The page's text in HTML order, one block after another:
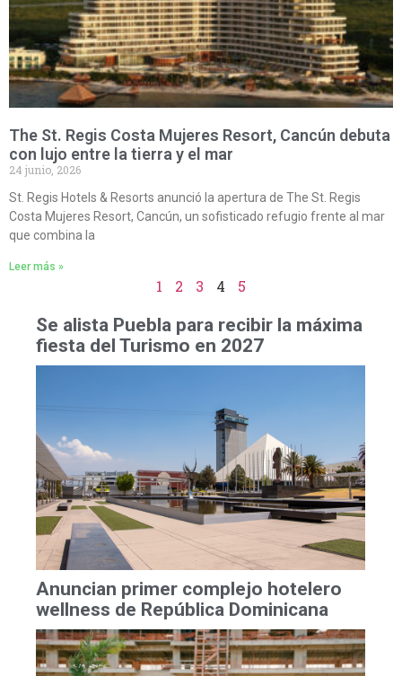
The St. Regis Costa Mujeres Resort, Cancún debuta
con lujo entre la tierra y el mar
24 junio, 2026
St. Regis Hotels & Resorts anunció la apertura de The St. Regis
Costa Mujeres Resort, Cancún, un sofisticado refugio frente al mar
que combina la
Leer más »
1 2 3 4 5
Se alista Puebla para recibir la máxima
fiesta del Turismo en 2027
Anuncian primer complejo hotelero
wellness de República Dominicana